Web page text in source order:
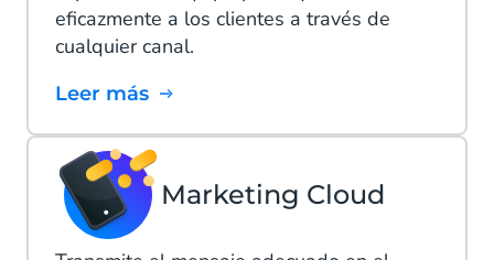
eficazmente a los clientes a través de
cualquier canal.
Leer más
Marketing Cloud